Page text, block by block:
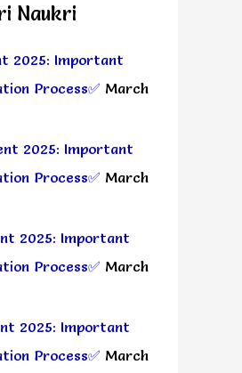
Naukri
2025: Important
Process✅ March
2025: Important
Process✅ March
2025: Important
Process✅ March
2025: Important
Process✅ March